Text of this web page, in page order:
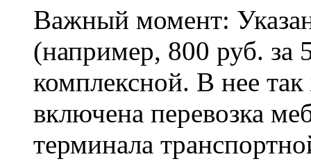
Важный момент:
(например, 800 руб. за
комплексной. В нее
включена перевозка
терминала